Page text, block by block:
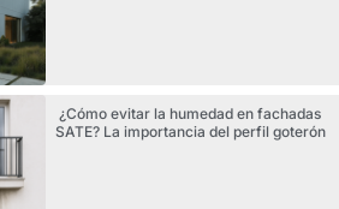
¿Cómo evitar la humedad en fachadas
SATE? La importancia del perfil goterón